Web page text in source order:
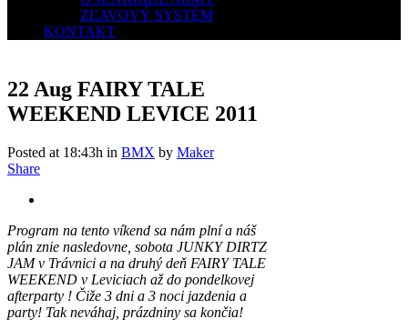
ZĽAVOVÝ SYSTÉM
KONTAKT
22 Aug FAIRY TALE
WEEKEND LEVICE 2011
Posted at 18:43h in BMX by Maker
Share
Program na tento víkend sa nám plní a náš
plán znie nasledovne, sobota JUNKY DIRTZ
JAM v Trávnici a na druhý deň FAIRY TALE
WEEKEND v Leviciach až do pondelkovej
afterparty ! Čiže 3 dni a 3 noci jazdenia a
party! Tak neváhaj, prázdniny sa končia!